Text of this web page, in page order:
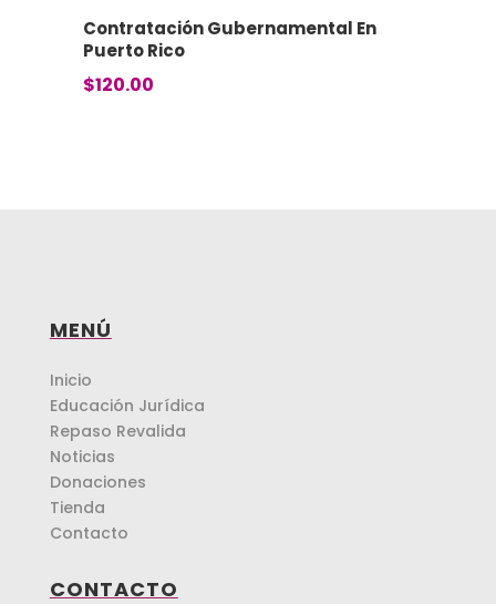
Contratación Gubernamental En
Puerto Rico
$120.00
MENÚ
Inicio
Educación Jurídica
Repaso Revalida
Noticias
Donaciones
Tienda
Contacto
CONTACTO